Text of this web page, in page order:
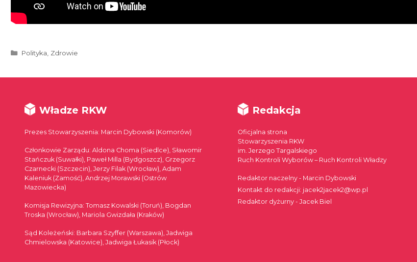
Kategorie
Polityka, Zdrowie
Władze RKW
Prezes Stowarzyszenia: Marcin Dybowski (Komorów)
Członkowie Zarządu: Aldona Choma (Siedlce), Sławomir
Stańczuk (Suwałki), Paweł Milla (Bydgoszcz), Grzegorz
Czarnecki (Szczecin), Jerzy Filak (Wrocław), Adam
Kaleniuk (Zamość), Andrzej Morawski (Ostrów
Mazowiecka)
Komisja Rewizyjna: Tomasz Kowalski (Toruń), Bogdan
Troska (Wrocław), Mariola Gwizdała (Kraków)
Sąd Koleżeński: Barbara Szyffer (Warszawa), Jadwiga
Chmielowska (Katowice), Jadwiga Łukasik (Płock)
Redakcja
Oficjalna strona
Stowarzyszenia RKW
im. Jerzego Targalskiego
Ruch Kontroli Wyborów – Ruch Kontroli Władzy
Redaktor naczelny - Marcin Dybowski
Kontakt do redakcji: jacek2jacek2@wp.pl
Redaktor dyżurny - Jacek Biel